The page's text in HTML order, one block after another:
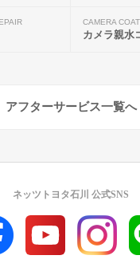
CAMERA
カメラ親水
アフターサービス一覧へ
ネッツトヨタ石川 公式SNS